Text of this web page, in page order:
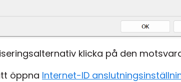
klicka på den
öppna Internet-ID